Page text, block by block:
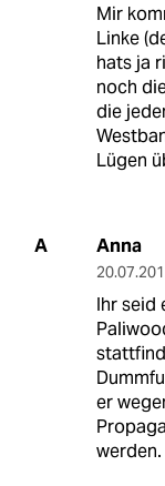
Mir
Linke
hats ja
noch
die
Lügen
A Anna
Ihr seid
er
werden.